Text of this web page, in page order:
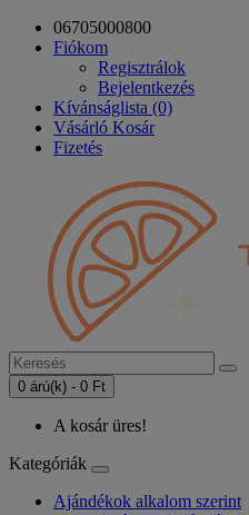
06705000800
Fiókom
Regisztrálok
Bejelentkezés
Kívánságlista (0)
Vásárló Kosár
Fizetés
0 árú(k) - 0 Ft
A kosár üres!
Kategóriák
Ajándékok alkalom szerint